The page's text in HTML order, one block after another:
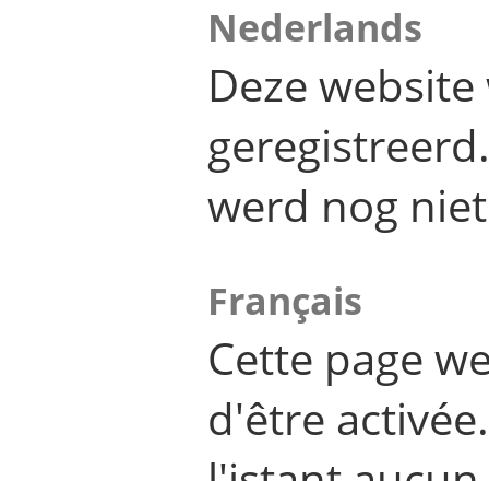
Nederlands
Deze
werd nog
Français
Cette page
d'être